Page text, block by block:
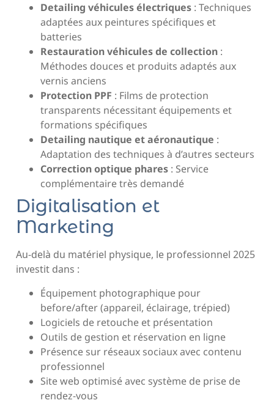
Detailing véhicules électriques : Techniques
adaptées aux peintures spécifiques et
batteries
Restauration véhicules de collection :
Méthodes douces et produits adaptés aux
vernis anciens
Protection PPF : Films de protection
transparents nécessitant équipements et
formations spécifiques
Detailing nautique et aéronautique :
Adaptation des techniques à d’autres secteurs
Correction optique phares : Service
complémentaire très demandé
Digitalisation et
Marketing
Au-delà du matériel physique, le professionnel 2025
investit dans :
Équipement photographique pour
before/after (appareil, éclairage, trépied)
Logiciels de retouche et présentation
Outils de gestion et réservation en ligne
Présence sur réseaux sociaux avec contenu
professionnel
Site web optimisé avec système de prise de
rendez-vous